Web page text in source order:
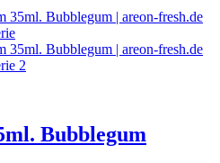
Bubblegum